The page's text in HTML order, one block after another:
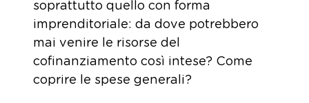
soprattutto quello con forma
imprenditoriale: da dove potrebbero
mai venire le risorse del
cofinanziamento così intese? Come
coprire le spese generali?